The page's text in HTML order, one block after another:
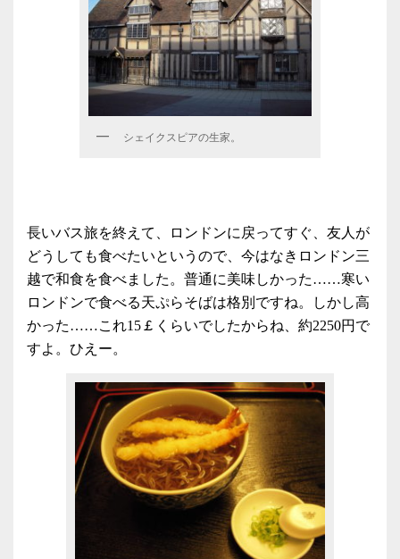
シェイクスピアの生家。
長いバス旅を終えて、ロンドンに戻ってすぐ、友人が
どうしても食べたいというので、今はなきロンドン三
越で和食を食べました。普通に美味しかった……寒い
ロンドンで食べる天ぷらそばは格別ですね。しかし高
かった……これ15￡くらいでしたからね、約2250円で
すよ。ひえー。